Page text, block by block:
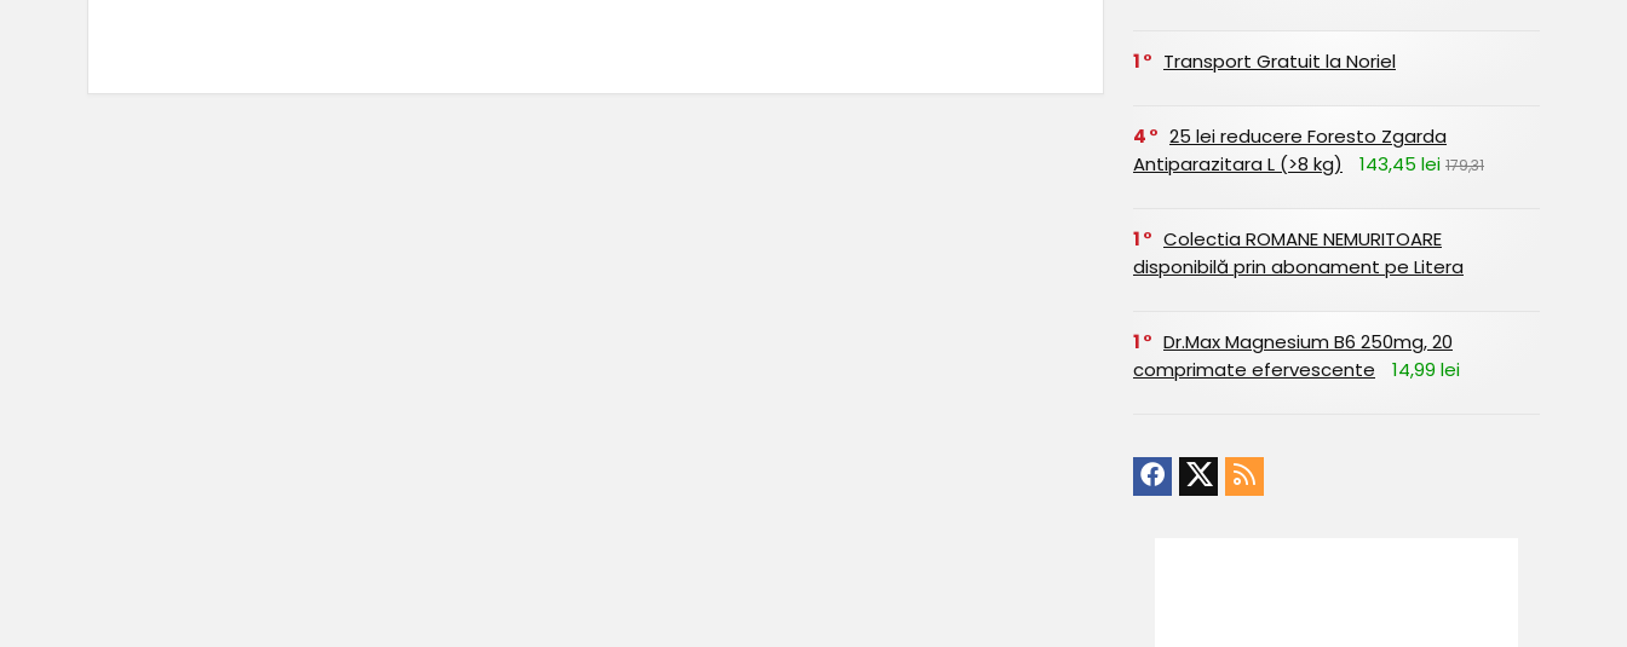
1 Transport Gratuit la Noriel
4
25 lei reducere Foresto Zgarda
Antiparazitara L (>8 kg)
143,45 lei 179,31
1
Colectia ROMANE NEMURITOARE
disponibilă prin abonament pe Litera
1
Dr.Max Magnesium B6 250mg, 20
comprimate efervescente
14,99 lei